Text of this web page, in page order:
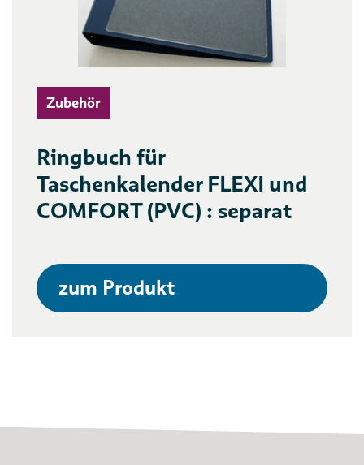
Zubehör
Ringbuch für
Taschenkalender FLEXI und
COMFORT (PVC) : separat
zum Produkt